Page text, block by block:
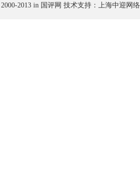
2000-2013 in 国评网 技术支持：上海中迎